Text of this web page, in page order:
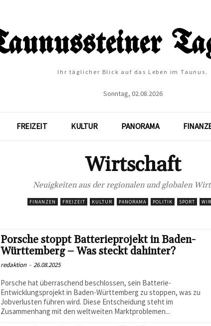
Ihr täglicher Blick auf das Leben im Taunus.
Sonntag, 02.08.2026
FREIZEIT KULTUR PANORAMA
Wirtschaft
Neuigkeiten aus der regionalen und globalen
FINANZEN FREIZEIT KULTUR PANORAMA POLITIK SPORT
Porsche stoppt Batterieprojekt in Baden-
Württemberg – Was steckt dahinter?
redaktion - 26.08.2025
Porsche hat überraschend beschlossen, sein Batterie-
Entwicklungsprojekt in Baden-Württemberg zu stoppen, was zu
Jobverlusten führen wird. Diese Entscheidung steht im
Zusammenhang mit den weltweiten Marktproblemen...